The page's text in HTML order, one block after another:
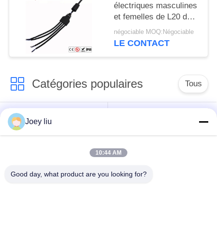
électriques masculines
et femelles de L20 de 3
manières T
négociable MOQ:Négociable
LE CONTACT
Catégories populaires Tous
Connecteur circulaire
imperméable
basse tension
imperméable de
Support de la lampe
Joey liu
10:44 AM
Good day, what product are you looking for?